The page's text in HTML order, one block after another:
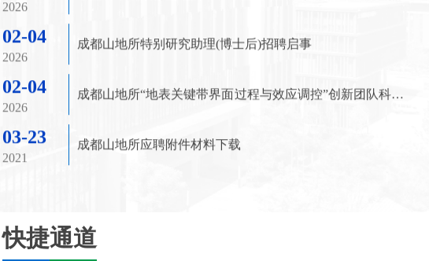
2026
2026
2026
告
07-31
2026
成都山地所瞬变电磁仪采购项目公开招标公告
2026
2026
助理岗位招聘启事（劳务派遣）
2021
03-10
2026
成都山地所诚邀您申报海外优青项目
快捷通道